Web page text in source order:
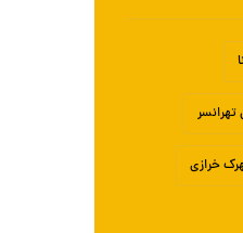
تهرانسر
خرازی